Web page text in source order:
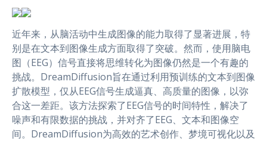
近年来，从脑活动中生成图像的能力取得了显著进展，特
别是在文本到图像生成方面取得了突破。然而，使用脑电
图（EEG）信号直接将思维转化为图像仍然是一个有趣的
挑战。DreamDiffusion旨在通过利用预训练的文本到图像
扩散模型，仅从EEG信号生成逼真、高质量的图像，以弥
合这一差距。该方法探索了EEG信号的时间特性，解决了
噪声和有限数据的挑战，并对齐了EEG、文本和图像空
间。DreamDiffusion为高效的艺术创作、梦境可视化以及